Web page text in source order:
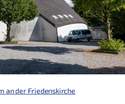
an der Friedenskirche